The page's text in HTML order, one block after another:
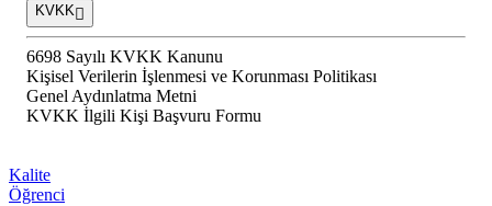
KVKK
6698 Sayılı KVKK Kanunu
Kişisel Verilerin İşlenmesi ve Korunması Politikası
Genel Aydınlatma Metni
KVKK İlgili Kişi Başvuru Formu
Kalite
Öğrenci